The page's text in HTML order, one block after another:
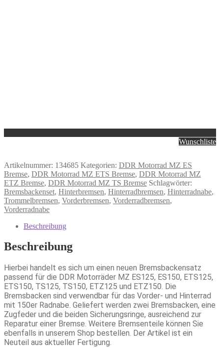
Wunschliste
Artikelnummer: 134685 Kategorien: DDR Motorrad MZ ES
Bremse, DDR Motorrad MZ ETS Bremse, DDR Motorrad MZ
ETZ Bremse, DDR Motorrad MZ TS Bremse Schlagwörter:
Bremsbackenset, Hinterbremsen, Hinterradbremsen, Hinterradnabe,
Trommelbremsen, Vorderbremsen, Vorderradbremsen,
Vorderradnabe
Beschreibung
Beschreibung
Hierbei handelt es sich um einen neuen Bremsbackensatz
passend für die DDR Motorräder MZ ES125, ES150, ETS125,
ETS150, TS125, TS150, ETZ125 und ETZ150. Die
Bremsbacken sind verwendbar für das Vorder- und Hinterrad
mit 150er Radnabe. Geliefert werden zwei Bremsbacken, eine
Zugfeder und die beiden Sicherungsringe, ausreichend zur
Reparatur einer Bremse. Weitere Bremsenteile können Sie
ebenfalls in unserem Shop bestellen. Der Artikel ist ein
Neuteil aus aktueller Fertigung.